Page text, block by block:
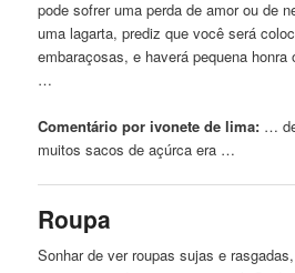
pode sofrer uma perda de amor ou de
uma lagarta, prediz que você será
embaraçosas, e haverá pequena honra
…
Comentário por ivonete de lima: …
muitos sacos de açúrca era …
Roupa
Sonhar de ver roupas sujas e